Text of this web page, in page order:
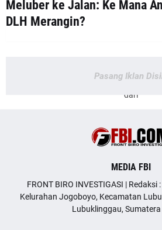
Meluber ke Jalan: Ke Mana
DLH Merangin?
Pasang Iklan
dari
MEDIA FBI
FRONT BIRO INVESTIGASI |
Kelurahan Jogoboyo, Kecamatan
Lubuklinggau, Sumatera